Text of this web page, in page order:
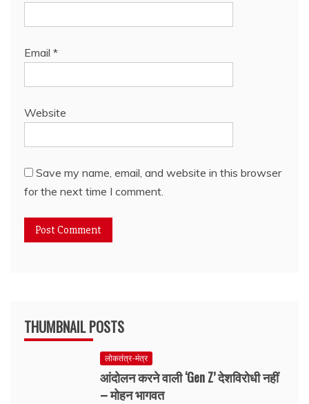
Email *
Website
Save my name, email, and website in this browser
for the next time I comment.
THUMBNAIL POSTS
लोकतंत्र-मंत्र
आंदोलन करने वाली ‘Gen Z’ देशविरोधी नहीं
– मोहन भागवत